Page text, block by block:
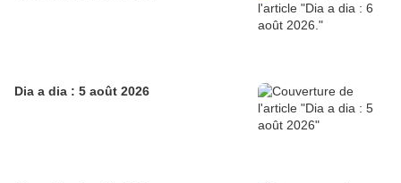
Dia a dia : 5 août 2026